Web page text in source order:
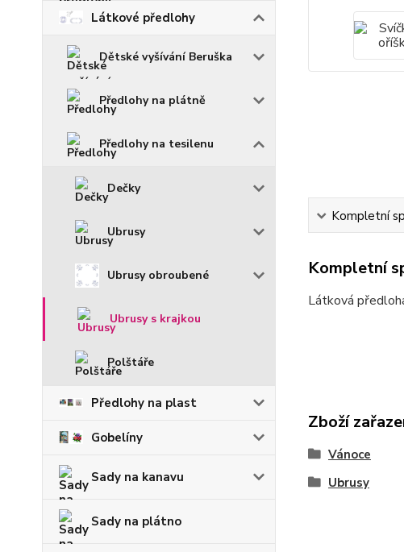
Látkové předlohy
Dětské vyšívání Beruška
Předlohy na plátně
Předlohy na tesilenu
Dečky
Ubrusy
Ubrusy obroubené
Ubrusy s krajkou
Polštáře
Předlohy na plast
Gobelíny
Sady na kanavu
Sady na plátno
Kompletní
Kompletní
Látková
Zboží
Vánoce
Ubrusy